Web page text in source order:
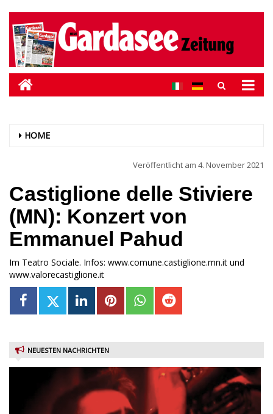
HOME
Veröffentlicht am 4. November 2021
Castiglione delle Stiviere
(MN): Konzert von
Emmanuel Pahud
Im Teatro Sociale. Infos: www.comune.castiglione.mn.it und
www.valorecastiglione.it
NEUESTEN NACHRICHTEN